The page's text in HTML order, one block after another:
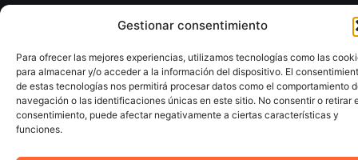
Gestionar consentimiento
Para ofrecer las mejores experiencias, utilizamos tecnologías como las
para almacenar y/o acceder a la información del dispositivo. El
de estas tecnologías nos permitirá procesar datos como el comportamiento
navegación o las identificaciones únicas en este sitio. No consentir o retirar
consentimiento, puede afectar negativamente a ciertas características y
funciones.
Desarrollado porTOOOLS
Aviso LegalPolítica de CookiesPolítica de Privacidad
Declaración de AccesibilidadPolítica de Ventas